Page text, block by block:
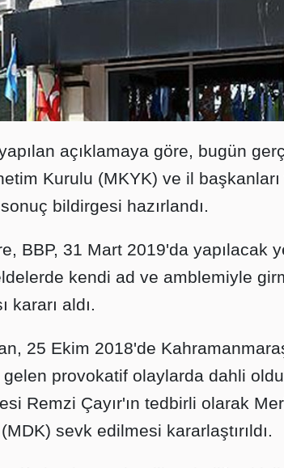
açıklamaya göre, bugün
Kurulu (MKYK) ve il başkanları
bildirgesi hazırlandı.
BBP, 31 Mart 2019'da yapılacak
kendi ad ve amblemiyle
kararı aldı.
25 Ekim 2018'de
provokatif olaylarda dahli
Remzi Çayır'ın tedbirli olarak
sevk edilmesi kararlaştırıldı.